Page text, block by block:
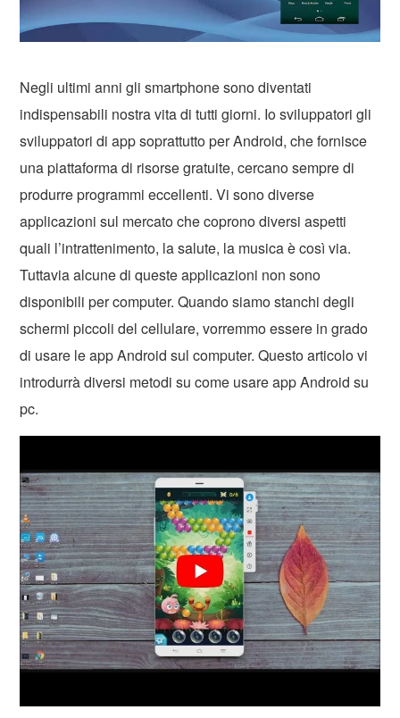
Negli ultimi anni gli smartphone sono diventati
indispensabili nostra vita di tutti giorni. Io sviluppatori gli
sviluppatori di app soprattutto per Android, che fornisce
una piattaforma di risorse gratuite, cercano sempre di
produrre programmi eccellenti. Vi sono diverse
applicazioni sul mercato che coprono diversi aspetti
quali l’intrattenimento, la salute, la musica è così via.
Tuttavia alcune di queste applicazioni non sono
disponibili per computer. Quando siamo stanchi degli
schermi piccoli del cellulare, vorremmo essere in grado
di usare le app Android sul computer. Questo articolo vi
introdurrà diversi metodi su come usare app Android su
pc.